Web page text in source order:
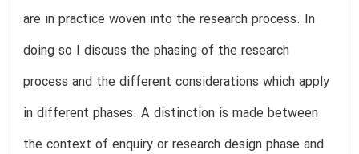
are in practice woven into the research process. In
doing so I discuss the phasing of the research
process and the different considerations which apply
in different phases. A distinction is made between
the context of enquiry or research design phase and